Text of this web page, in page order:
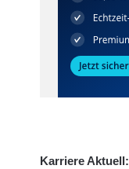
Karriere Aktuell: